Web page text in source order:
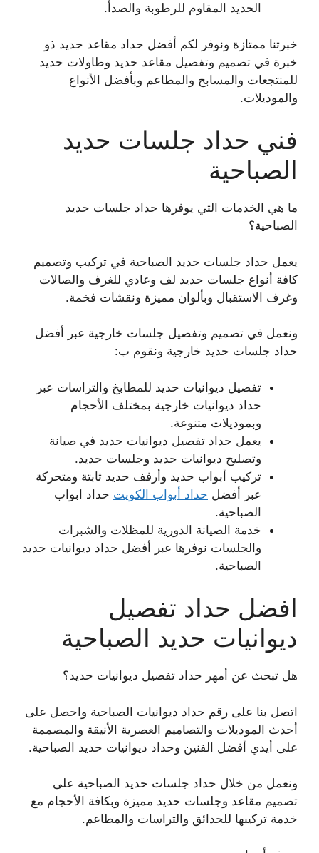
الحديد المقاوم للرطوبة والصدأ.
خبرتنا ممتازة ونوفر لكم أفضل حداد مقاعد حديد ذو
خبرة في تصميم وتفصيل مقاعد حديد وطاولات حديد
للمنتجعات والمسابح والمطاعم وبأفضل الأنواع
والموديلات.
فني حداد جلسات حديد
الصباحية
ما هي الخدمات التي يوفرها حداد جلسات حديد
الصباحية؟
يعمل حداد جلسات حديد الصباحية في تركيب وتصميم
كافة أنواع جلسات حديد لف وعادي للغرف والصالات
وغرف الاستقبال وبألوان مميزة ونقشات فخمة.
ونعمل في تصميم وتفصيل جلسات خارجية عبر أفضل
حداد جلسات حديد خارجية ونقوم ب:
تفصيل ديوانيات حديد للمطابخ والتراسات عبر
حداد ديوانيات خارجية بمختلف الأحجام
وبموديلات متنوعة.
يعمل حداد تفصيل ديوانيات حديد في صيانة
وتصليح ديوانيات حديد وجلسات حديد.
تركيب أبواب حديد وأرفف حديد ثابتة ومتحركة
عبر أفضل حداد أبواب الكويت حداد ابواب
الصباحية.
خدمة الصيانة الدورية للمظلات والشبرات
والجلسات نوفرها عبر أفضل حداد ديوانيات حديد
الصباحية.
افضل حداد تفصيل
ديوانيات حديد الصباحية
هل تبحث عن أمهر حداد تفصيل ديوانيات حديد؟
اتصل بنا على رقم حداد ديوانيات الصباحية واحصل على
أحدث الموديلات والتصاميم العصرية الأنيقة والمصممة
على أيدي أفضل الفنين وحداد ديوانيات حديد الصباحية.
ونعمل من خلال حداد جلسات حديد الصباحية على
تصميم مقاعد وجلسات حديد مميزة وبكافة الأحجام مع
خدمة تركيبها للحدائق والتراسات والمطاعم.